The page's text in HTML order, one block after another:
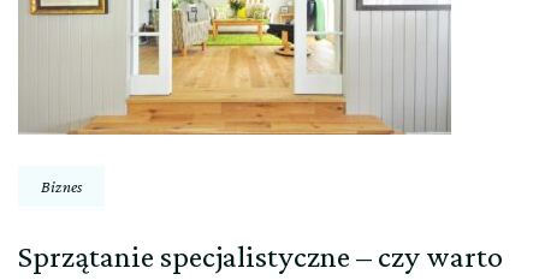
Biznes
Sprzątanie specjalistyczne – czy warto